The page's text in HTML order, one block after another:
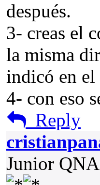
después.
3- creas el
la misma
indicó en
4- con eso
Reply
Junior